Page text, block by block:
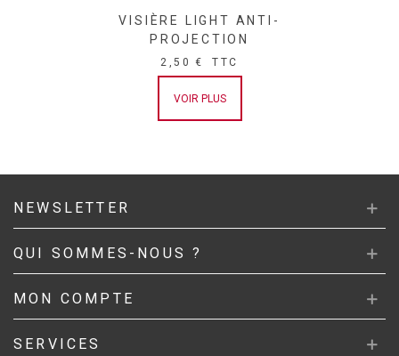
VISIÈRE LIGHT ANTI-
PROJECTION
2,50 € TTC
VOIR PLUS
NEWSLETTER
QUI SOMMES-NOUS ?
MON COMPTE
SERVICES